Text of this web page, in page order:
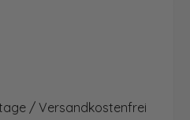
/ Versandkostenfrei